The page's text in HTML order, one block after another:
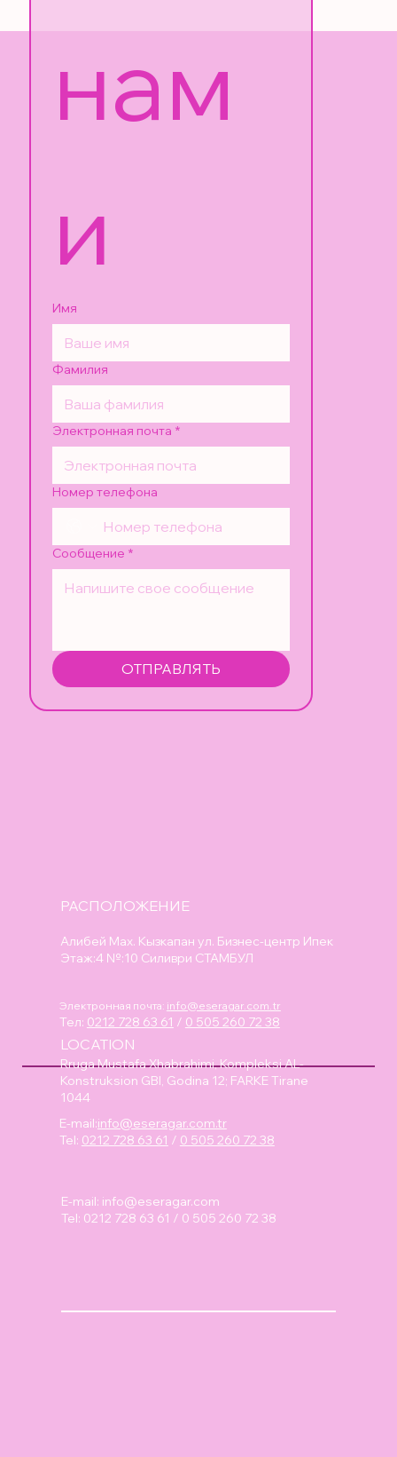
РАСПОЛОЖЕНИЕ
Алибей Мах. Кызкапан ул. Бизнес-центр Ипек
Этаж:4 №:10 Силиври СТАМБУЛ
Электронная почта: info@eseragar.com.tr
Тел: 0212 728 63 61 / 0 505 260 72 38
E-mail: info@eseragar.com
Tel: 0212 728 63 61 / 0 505 260 72 38
LOCATION
Rruga Mustafa Xhabrahimi, Kompleksi AL-
Konstruksion GBI, Godina 12; FARKE Tirane
1044
E-mail:info@eseragar.com.tr
Tel: 0212 728 63 61 / 0 505 260 72 38
нам
и
Имя
Фамилия
Электронная почта *
Номер телефона
Сообщение *
ОТПРАВЛЯТЬ